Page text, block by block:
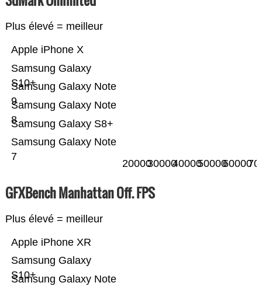
Plus élevé = meilleur
Samsung Galaxy Note
7
Samsung Galaxy S8+
Samsung Galaxy Note
8
Samsung Galaxy Note
9
Samsung Galaxy
S10+
Apple iPhone X
2000030000400005000060000
GFXBench Manhattan Off. FPS
Plus élevé = meilleur
Samsung Galaxy Note
Samsung Galaxy
S10+
Apple iPhone XR